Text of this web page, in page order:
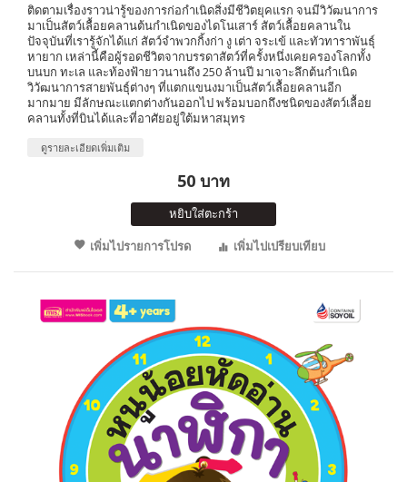
ติดตามเรื่องราวน่ารู้ของการก่อกำเนิดสิ่งมีชีวิตยุคแรก จนมีวิวัฒนาการ
มาเป็นสัตว์เลื้อยคลานต้นกำเนิดของไดโนเสาร์ สัตว์เลื้อยคลานใน
ปัจจุบันที่เรารู้จักได้แก่ สัตว์จำพวกกิ้งก่า งู เต่า จระเข้ และทัวทาราพันธุ์
หายาก เหล่านี้คือผู้รอดชีวิตจากบรรดาสัตว์ที่ครั้งหนึ่งเคยครองโลกทั้ง
บนบก ทะเล และท้องฟ้ายาวนานถึง 250 ล้านปี มาเจาะลึกต้นกำเนิด
วิวัฒนาการสายพันธุ์ต่างๆ ที่แตกแขนงมาเป็นสัตว์เลื้อยคลานอีก
มากมาย มีลักษณะแตกต่างกันออกไป พร้อมบอกถึงชนิดของสัตว์เลื้อย
คลานทั้งที่บินได้และที่อาศัยอยู่ใต้มหาสมุทร
ดูรายละเอียดเพิ่มเติม
50 บาท
หยิบใส่ตะกร้า
เพิ่มไปรายการโปรด
เพิ่มไปเปรียบเทียบ